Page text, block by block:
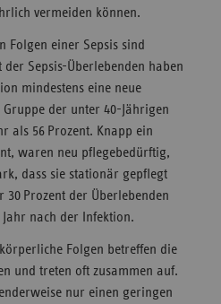
vermeiden können.
Folgen einer Sepsis sind
Sepsis-Überlebenden haben
mindestens eine neue
der unter 40-Jährigen
als 56 Prozent. Knapp ein
waren neu pflegebedürftig,
dass sie stationär gepflegt
30 Prozent der Überlebenden
nach der Infektion.
Folgen betreffen die
und treten oft zusammen auf.
nur einen geringen